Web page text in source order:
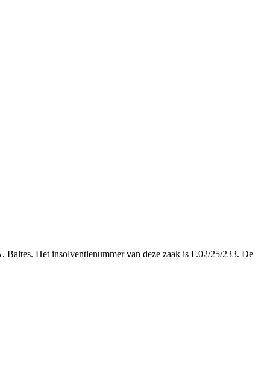
Het insolventienummer van deze zaak is F.02/25/233. De